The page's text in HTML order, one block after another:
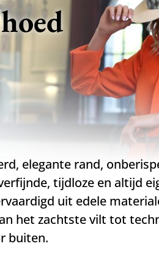
elegante rand,
tijdloze en altijd
uit edele
het zachtste vilt tot
buiten.